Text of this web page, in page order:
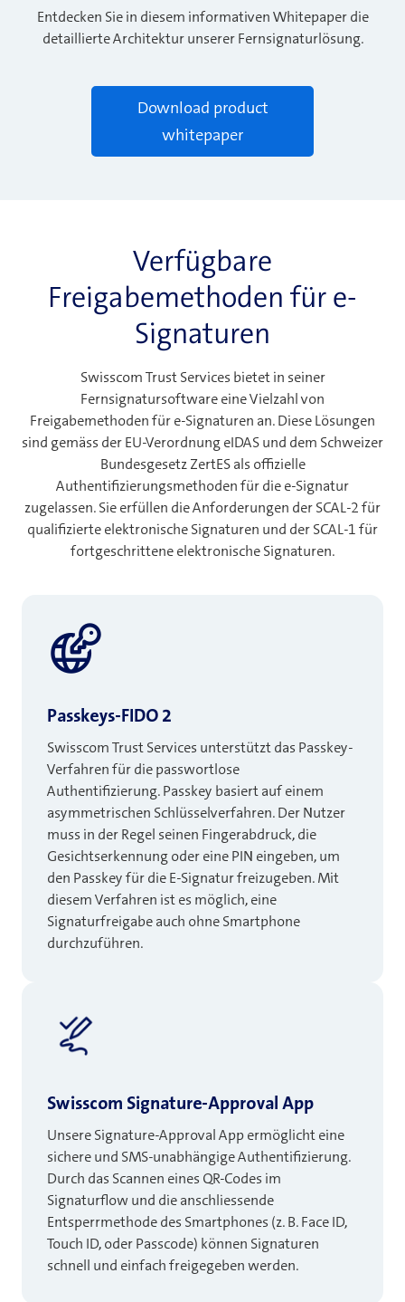
Entdecken Sie in diesem informativen Whitepaper die
detaillierte Architektur unserer Fernsignaturlösung.
Download product
whitepaper
Verfügbare
Freigabemethoden für e-
Signaturen
Swisscom Trust Services bietet in seiner
Fernsignatursoftware eine Vielzahl von
Freigabemethoden für e-Signaturen an. Diese Lösungen
sind gemäss der EU-Verordnung eIDAS und dem Schweizer
Bundesgesetz ZertES als offizielle
Authentifizierungsmethoden für die e-Signatur
zugelassen. Sie erfüllen die Anforderungen der SCAL-2 für
qualifizierte elektronische Signaturen und der SCAL-1 für
fortgeschrittene elektronische Signaturen.
Passkeys-FIDO 2
Swisscom Trust Services unterstützt das Passkey-
Verfahren für die passwortlose
Authentifizierung. Passkey basiert auf einem
asymmetrischen Schlüsselverfahren. Der Nutzer
muss in der Regel seinen Fingerabdruck, die
Gesichtserkennung oder eine PIN eingeben, um
den Passkey für die E-Signatur freizugeben. Mit
diesem Verfahren ist es möglich, eine
Signaturfreigabe auch ohne Smartphone
durchzuführen.
Swisscom Signature-Approval App
Unsere Signature-Approval App ermöglicht eine
sichere und SMS-unabhängige Authentifizierung.
Durch das Scannen eines QR-Codes im
Signaturflow und die anschliessende
Entsperrmethode des Smartphones (z. B. Face ID,
Touch ID, oder Passcode) können Signaturen
schnell und einfach freigegeben werden.